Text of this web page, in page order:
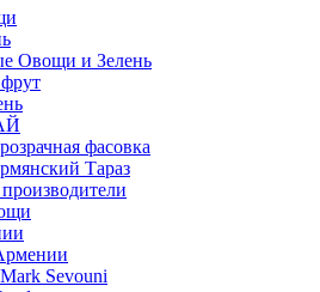
Овощи и Зелень
фасовка
Тараз
Sevouni